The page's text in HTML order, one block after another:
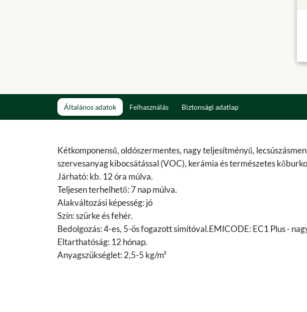
Általános adatok Felhasználás Biztonsági adatlap
Kétkomponensű, oldószermentes, nagy teljesítményű,
szervesanyag kibocsátással (VOC), kerámia és természetes
Járható: kb. 12 óra múlva.
Teljesen terhelhető: 7 nap múlva.
Alakváltozási képesség: jó
Szín: szürke és fehér.
Bedolgozás: 4-es, 5-ös fogazott simítóval.EMICODE: EC1 Plus -
Eltarthatóság: 12 hónap.
Anyagszükséglet: 2,5-5 kg/m²